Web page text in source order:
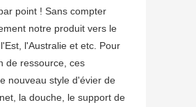
point ! Sans compter
notre produit vers le
l'Australie et etc. Pour
de ressource, ces
nouveau style d'évier de
la douche, le support de